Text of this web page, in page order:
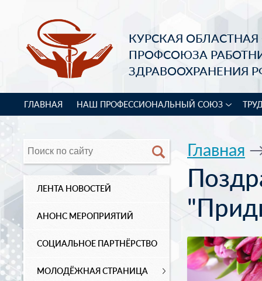
КУРСКАЯ
ПРОФСОЮЗА
ЗДРАВООХРАНЕНИЯ
ГЛАВНАЯ НАШ ПРОФЕССИОНАЛЬНЫЙ СОЮЗ
ЛЕНТА НОВОСТЕЙ
АНОНС МЕРОПРИЯТИЙ
СОЦИАЛЬНОЕ ПАРТНЁРСТВО
МОЛОДЁЖНАЯ СТРАНИЦА
Главная